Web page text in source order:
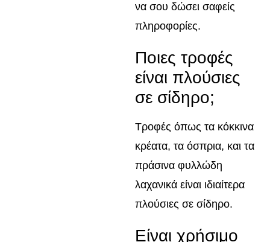
να σου δώσει σαφείς
πληροφορίες.
Ποιες τροφές
είναι πλούσιες
σε σίδηρο;
Τροφές όπως τα κόκκινα
κρέατα, τα όσπρια, και τα
πράσινα φυλλώδη
λαχανικά είναι ιδιαίτερα
πλούσιες σε σίδηρο.
Είναι χρήσιμο